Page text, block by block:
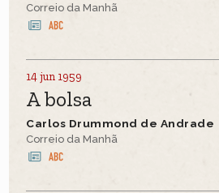
Correio da Manhã
14 jun 1959
A bolsa
Carlos Drummond de Andrade
Correio da Manhã